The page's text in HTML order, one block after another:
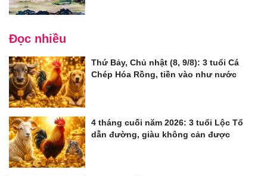
Đọc nhiều
Thứ Bảy, Chủ nhật (8, 9/8): 3 tuổi Cá
Chép Hóa Rồng, tiền vào như nước
4 tháng cuối năm 2026: 3 tuổi Lộc Tổ
dẫn đường, giàu không cản được